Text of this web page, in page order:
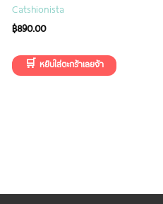
Catshionista
฿890.00